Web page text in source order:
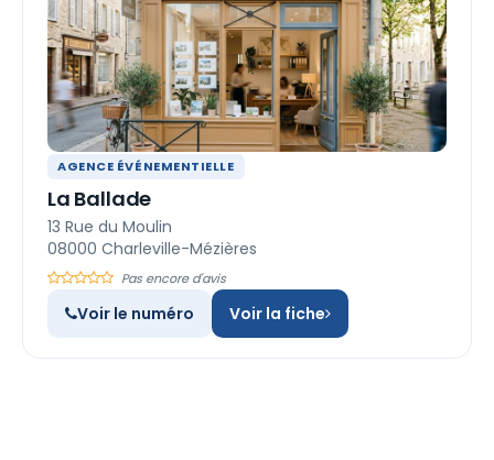
AGENCE ÉVÉNEMENTIELLE
La Ballade
13 Rue du Moulin
08000 Charleville-Mézières
Pas encore d'avis
Voir le numéro Voir la fiche